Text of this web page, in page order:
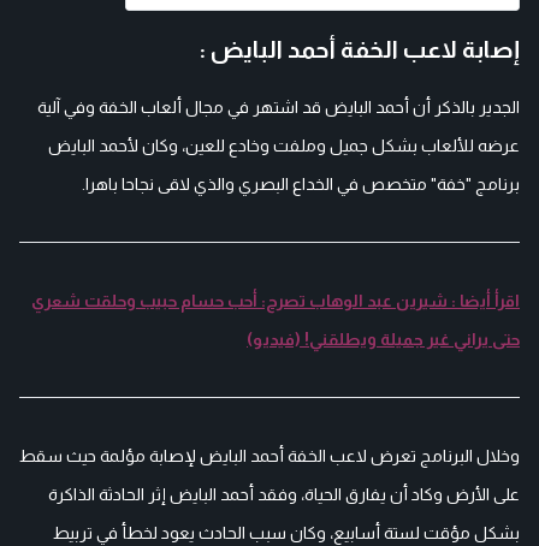
إصابة لاعب الخفة أحمد البايض :
الجدير بالذكر أن أحمد البايض قد اشتهر في مجال ألعاب الخفة وفي آلية
عرضه للألعاب بشكل جميل وملفت وخادع للعين، وكان لأحمد البايض
برنامج "خفة" متخصص في الخداع البصري والذي لاقى نجاحا باهرا.
اقرأ أيضا : شيرين عبد الوهاب تصرح: أحب حسام حبيب وحلقت شعري
حتى يراني غير جميلة ويطلقني! (فيديو)
وخلال البرنامج تعرض لاعب الخفة أحمد البايض لإصابة مؤلمة حيث سقط
على الأرض وكاد أن يفارق الحياة، وفقد أحمد البايض إثر الحادثة الذاكرة
بشكل مؤقت لستة أسابيع، وكان سبب الحادث يعود لخطأ في تربيط